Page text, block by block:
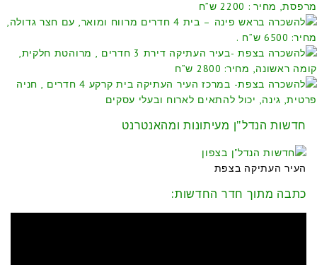
חדשות הנדל"ן מעיתונות ומהאנטרנט
העיר העתיקה בצפת
כתבה מתוך חדר החדשות: